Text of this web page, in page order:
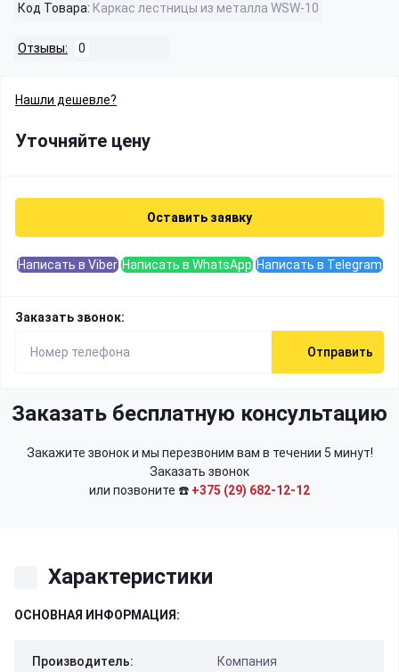
Код Товара: Каркас лестницы из металла WSW-10
Отзывы: 0
Нашли дешевле?
Уточняйте цену
Оставить заявку
Написать в Viber Написать в WhatsApp Написать в Telegram
Заказать звонок:
Отправить
Заказать бесплатную консультацию
Закажите звонок и мы перезвоним вам в течении 5 минут!
Заказать звонок
или позвоните ☎️ +375 (29) 682-12-12
Характеристики
ОСНОВНАЯ ИНФОРМАЦИЯ:
Производитель:
Компания